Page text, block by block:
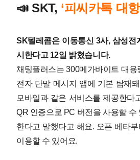
📣 SKT, ‘피씨카톡 대항
SK텔레콤은 이동통신 3사, 삼성
시한다고 12일 밝혔습니다.
채팅플러스는 300메가바이트 대
전자 단말 메시지 앱에 기본 탑재
모바일과 같은 서비스를 제공한다
QR 인증으로 PC 버전을 사용할 수
한다고 말했다고 해요. 오픈 베타
이용할 수 있어요.